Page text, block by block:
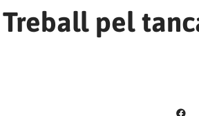
pel